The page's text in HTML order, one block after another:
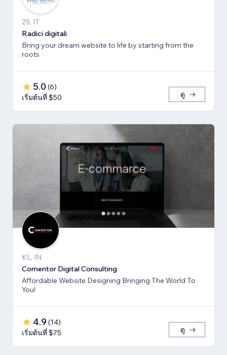
25, IT
Radici digitali
Bring your dream website to life by starting from the
roots
5.0 (6)
เริ่มต้นที่ $50
ดู
KL, IN
Comentor Digital Consulting
Affordable Website Designing Bringing The World To
You!
4.9 (14)
เริ่มต้นที่ $75
ดู